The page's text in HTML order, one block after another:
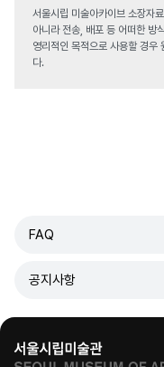
서울시립 미술아카이브 소장자
아니라 전송, 배포 등 어떠한 방
영리적인 목적으로 사용할 경우
다.
FAQ
공지사항